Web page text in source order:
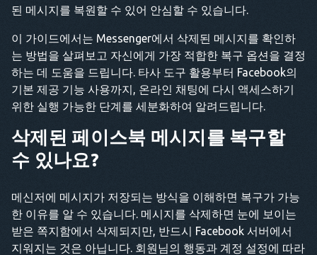
HE
된 메시지를 복원할 수 있어 안심할 수 있습니다.
이 가이드에서는 Messenger에서 삭제된 메시지를 확인하
는 방법을 살펴보고 자신에게 가장 적합한 복구 옵션을 결정
하는 데 도움을 드립니다. 타사 도구 활용부터 Facebook의
기본 제공 기능 사용까지, 온라인 채팅에 다시 액세스하기
위한 실행 가능한 단계를 세분화하여 알려드립니다.
삭제된 페이스북 메시지를 복구할
수 있나요?
메신저에 메시지가 저장되는 방식을 이해하면 복구가 가능
한 이유를 알 수 있습니다. 메시지를 삭제하면 눈에 보이는
받은 쪽지함에서 삭제되지만, 반드시 Facebook 서버에서
지워지는 것은 아닙니다. 회원님의 행동과 계정 설정에 따라